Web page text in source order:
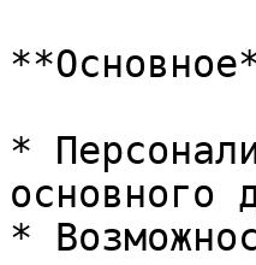
*
основного
*